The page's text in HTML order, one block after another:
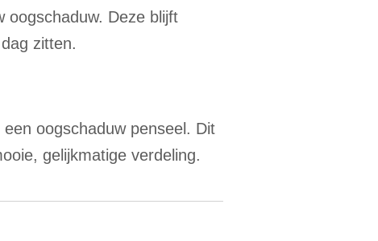
oogschaduw. Deze blijft
zitten.
oogschaduw penseel. Dit
gelijkmatige verdeling.